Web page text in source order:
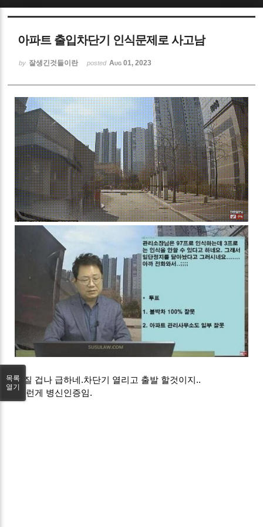
아파트 출입차단기 인식문제로 사고남
by 잘생긴것들이란 posted Aug 01, 2023
성질 겁나 급하네.차단기 열리고 출발 할것이지..
이런게 병신인증임.
목록
열기
Sketchbook5, 스케치북5
Sketchbook5, 스케치북5